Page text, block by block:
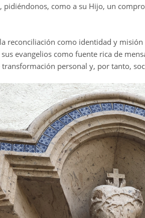
pidiéndonos, como a su Hijo, un
reconciliación como identidad y
evangelios como fuente rica de
personal y, por tanto,